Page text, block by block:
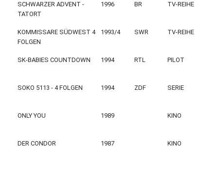
SCHWARZER ADVENT -
TATORT
1996 BR TV-REIHE
KOMMISSARE SÜDWEST 4
FOLGEN
1993/4 SWR TV-REIHE
SK-BABIES COUNTDOWN 1994 RTL PILOT
SOKO 5113 - 4 FOLGEN 1994 ZDF SERIE
ONLY YOU 1989 KINO
DER CONDOR 1987 KINO